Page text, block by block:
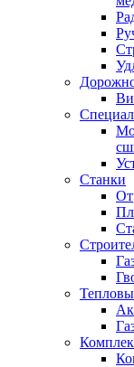
Станки